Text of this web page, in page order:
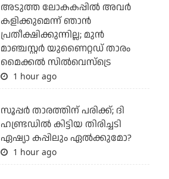
അടുത്ത ലോകകപ്പില്‍ അവര്‍
കളിക്കുമെന്ന് ഞാന്‍
പ്രതീക്ഷിക്കുന്നില്ല; മുന്‍
മാഞ്ചസ്റ്റര്‍ യുണൈറ്റഡ് താരം
മൈക്കൽ സില്‍വെസ്‌ട്രെ
1 hour ago
സൂപ്പര്‍ താരത്തിന് പരിക്ക്; ദി
ഹണ്ട്രഡില്‍ കിട്ടിയ തിരിച്ചടി
ഏഷ്യാ കപ്പിലും ഏല്‍ക്കുമോ?
1 hour ago